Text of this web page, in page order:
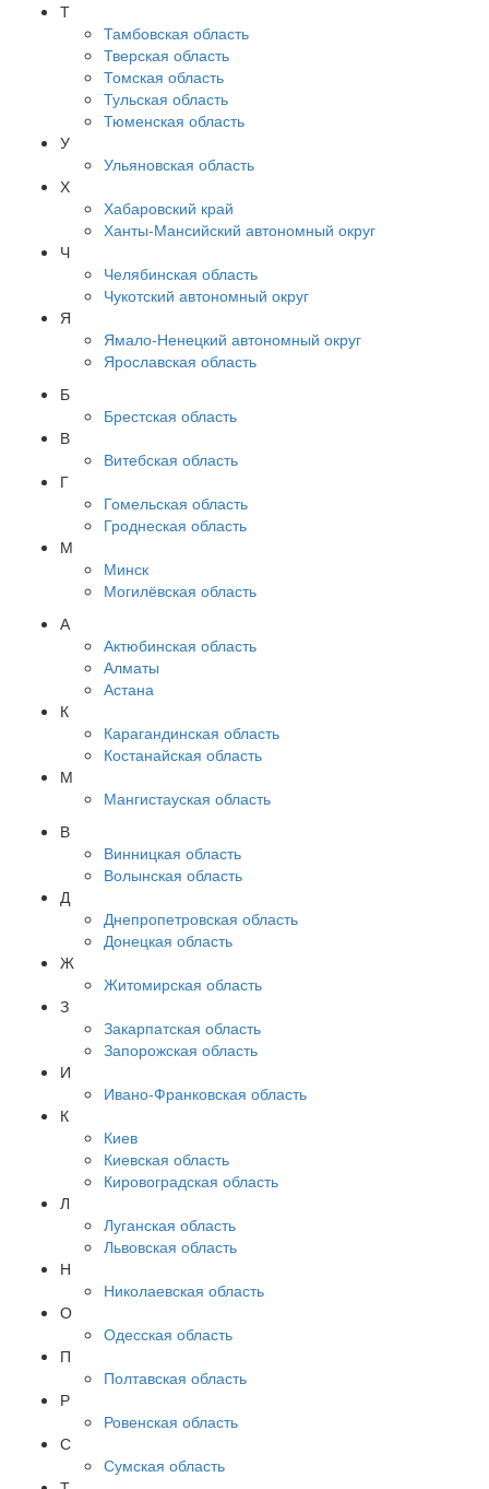
Т
Тамбовская область
Тверская область
Томская область
Тульская область
Тюменская область
У
Ульяновская область
Х
Хабаровский край
Ханты-Мансийский автономный округ
Ч
Челябинская область
Чукотский автономный округ
Я
Ямало-Ненецкий автономный округ
Ярославская область
Б
Брестская область
В
Витебская область
Г
Гомельская область
Гроднеская область
М
Минск
Могилёвская область
А
Актюбинская область
Алматы
Астана
К
Карагандинская область
Костанайская область
М
Мангистауская область
В
Винницкая область
Волынская область
Д
Днепропетровская область
Донецкая область
Ж
Житомирская область
З
Закарпатская область
Запорожская область
И
Ивано-Франковская область
К
Киев
Киевская область
Кировоградская область
Л
Луганская область
Львовская область
Н
Николаевская область
О
Одесская область
П
Полтавская область
Р
Ровенская область
С
Сумская область